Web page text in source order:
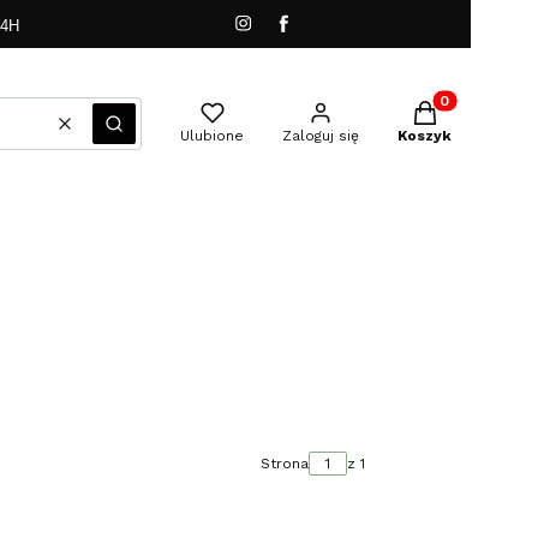
WyczyśćSzukaj Ulubione Zaloguj się
Produkty w
Koszyk
Strona z 1